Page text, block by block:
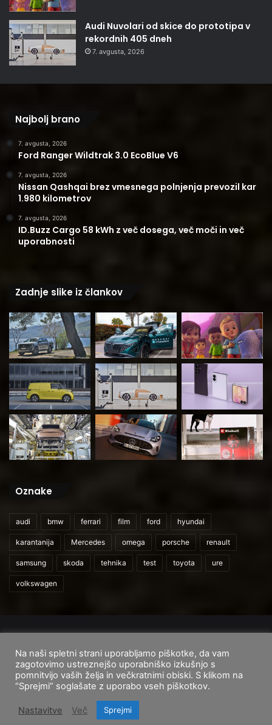
Audi Nuvolari od skice do prototipa v
rekordnih 405 dneh
7. avgusta, 2026
Najbolj brano
7. avgusta, 2026
Ford Ranger Wildtrak 3.0 EcoBlue V6
7. avgusta, 2026
Nissan Qashqai brez vmesnega polnjenja prevozil kar
1.980 kilometrov
7. avgusta, 2026
ID.Buzz Cargo 58 kWh z več dosega, več moči in več
uporabnosti
Zadnje slike iz člankov
Oznake
audi bmw ferrari film ford hyundai
karantanija Mercedes omega porsche renault
samsung skoda tehnika test toyota ure
volkswagen
Domov
O nas Cenik storitev Pogoji uporabe
FacebookInstagram
TikTok
Na naši spletni strani uporabljamo piškotke, da vam
zagotovimo ustreznejšo uporabniško izkušnjo s
pomnitvijo vaših želja in večkratnimi obiski. S klikom na
“Sprejmi” soglašate z uporabo vseh piškotkov.
Nastavitve Več Sprejmi